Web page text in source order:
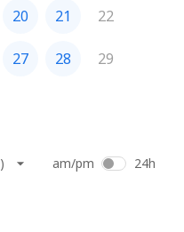
20 21 22
27 28 29
) am/pm 24h